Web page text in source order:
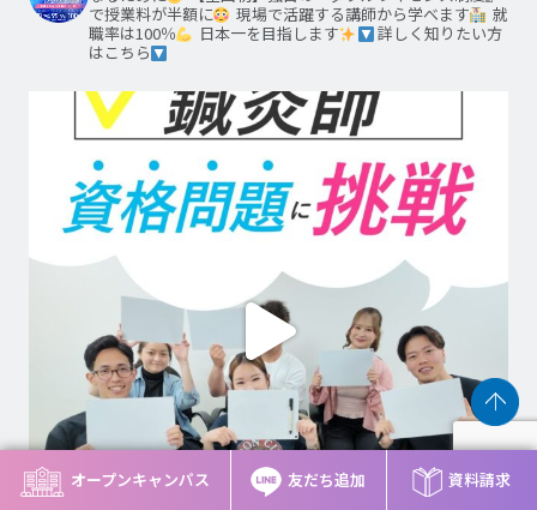
で授業料が半額に
現場で活躍する講師から学べます
就
職率は100％
日本一を目指します
詳しく知りたい方
はこちら
オープンキャンパス 友だち追加 資料請求